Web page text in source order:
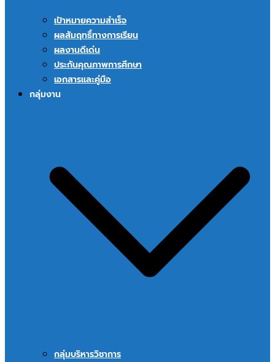
เป้าหมายความสำเร็จ
ผลสัมฤทธิ์ทางการเรียน
ผลงานดีเด่น
ประกันคุณภาพการศึกษา
เอกสารและคู่มือ
กลุ่มงาน
กลุ่มบริหารวิชาการ